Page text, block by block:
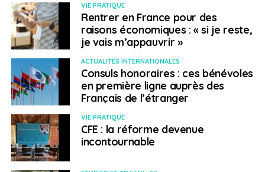
VIE PRATIQUE
Rentrer en France pour des
raisons économiques : « si je reste,
je vais m’appauvrir »
ACTUALITÉS INTERNATIONALES
Consuls honoraires : ces bénévoles
en première ligne auprès des
Français de l’étranger
VIE PRATIQUE
CFE : la réforme devenue
incontournable